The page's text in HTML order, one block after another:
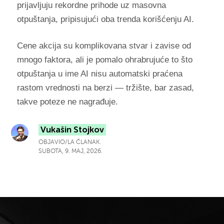
prijavljuju rekordne prihode uz masovna
otpuštanja, pripisujući oba trenda korišćenju AI.
Cene akcija su komplikovana stvar i zavise od
mnogo faktora, ali je pomalo ohrabrujuće to što
otpuštanja u ime AI nisu automatski praćena
rastom vrednosti na berzi — tržište, bar zasad,
takve poteze ne nagrađuje.
Vukašin Stojkov
OBJAVIO/LA ČLANAK.
SUBOTA, 9. MAJ, 2026.